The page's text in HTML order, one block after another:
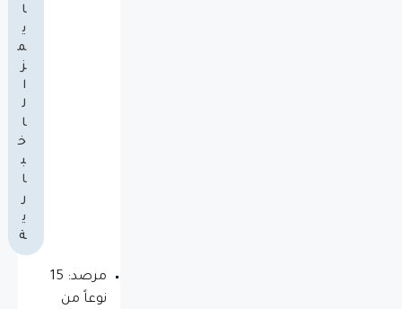
ا
ي
م
ز
ا
ل
ا
خ
ب
ا
ر
ي
ة
مرصد: 15
نوعاً من